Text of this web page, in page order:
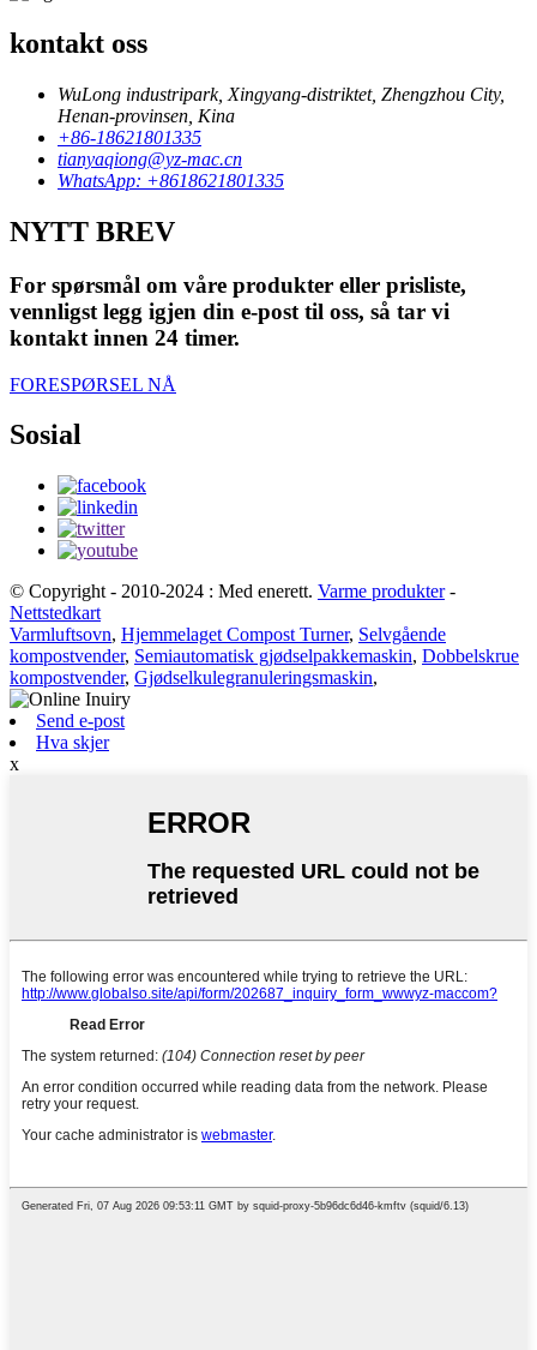
kontakt oss
WuLong industripark, Xingyang-distriktet, Zhengzhou City,
Henan-provinsen, Kina
+86-18621801335
tianyaqiong@yz-mac.cn
WhatsApp: +8618621801335
NYTT BREV
For spørsmål om våre produkter eller prisliste,
vennligst legg igjen din e-post til oss, så tar vi
kontakt innen 24 timer.
FORESPØRSEL NÅ
Sosial
© Copyright - 2010-2024 : Med enerett. Varme produkter-
Nettstedkart
Varmluftsovn, Hjemmelaget Compost Turner, Selvgående
kompostvender, Semiautomatisk gjødselpakkemaskin, Dobbelskrue
kompostvender, Gjødselkulegranuleringsmaskin,
Send e-post
Hva skjer
x